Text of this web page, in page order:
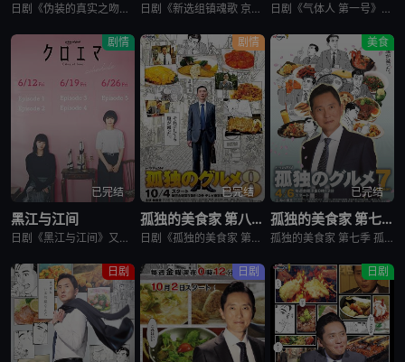
日剧《伪装的真实之吻》又名：Fake Fact Lips,フェイクファクトリップス，讲述了：四谷良与志藤全自高中时代起便是竞争对手，如今又成为营业部同期。同样优秀的两人，从成绩、运动到情人节巧克力数量 日剧《新选组镇魂歌 京都决战篇》又名：ちるらん 新撰組鎮魂歌 配信ドラマ,ちるらん 新撰組鎮魂歌 京都決戦篇，讲述了：幕末的江户，终日打架斗殴、被称作“刺头”的土方岁三，与近藤勇、山南敬助、冲田总司等 日剧《气体人 第一号》又名：气体人第一号,气体人 第1号,气体人,Human Vapor,ガス人間，讲述了：冈本贤治（小栗旬 饰）是一位停职中的刑警，受命追查造成一连串离奇命案的罪魁祸首。一切始于一位
剧情
已完结
黑江与江间
日剧《黑江与江间》又名：黑江间,克洛伊与艾玛,克洛伊玛,克萝埃艾玛,クロエマ，讲述了：故事围绕着同时失去工作、恋人和住所的30岁女性艾玛展开。她在落魄之际偶遇神秘资产家克洛伊，两人随即在后者的豪宅中开
剧情
已完结
孤独的美食家 第八季
日剧《孤独的美食家 第八季》将围绕“勿忘初心”，挑战甜点特辑和美食剪辑等全新的主题，一定会让你大吃一惊。另外，那些藏在名不见经传的街头巷尾的美食也不容错过。备受瞩目的第一集将从那个热闹的地方启程。前所
美食
已完结
孤独的美食家 第七季
孤独的美食家 第七季 孤独のグルメ Season7是2018上映的剧情日剧。2012年1月，深夜开始悄悄播放的“孤独的美食家”终于迎来第7季了！众所周知，上季season 6从大阪的味道开始播出，但这次season 7重返初心，并开始与市井中不为人知的奇妙美食相遇。在“孤独的
日剧 日剧 日剧